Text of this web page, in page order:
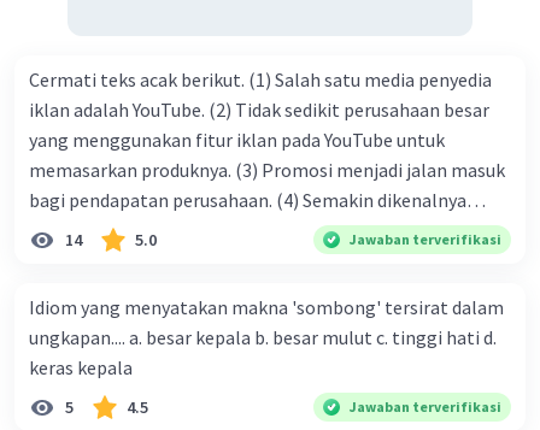
Cermati teks acak berikut. (1) Salah satu media penyedia
iklan adalah YouTube. (2) Tidak sedikit perusahaan besar
yang menggunakan fitur iklan pada YouTube untuk
memasarkan produknya. (3) Promosi menjadi jalan masuk
bagi pendapatan perusahaan. (4) Semakin dikenalnya
suatu produk oleh konsumen, semakin besar pula peluang
perusahaan kepada konsumen. Urutan yang tepat agar
menjadi teks eksposisi yang padu adalah .... A. (1)-(2)-(3)-
(4)-(5) B. (2)-(1)-(3)-(4)-(5) C. (3)-(1)-(2)-(5)-(4) D. (3)-(5)-
(4)-(1)-(2) E. (5)-(1)-(3)-(4)-(2)
14 5.0 Jawaban terverifikasi
Idiom yang menyatakan makna 'sombong' tersirat dalam
ungkapan.... a. besar kepala b. besar mulut c. tinggi hati d.
keras kepala
5 4.5 Jawaban terverifikasi